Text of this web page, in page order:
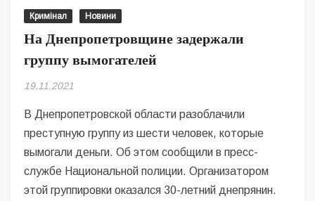
в
Кримінал Новини
На Днепропетровщине задержали
группу вымогателей
19.11.2021
В Днепропетровской области разоблачили
преступную группу из шести человек, которые
вымогали деньги. Об этом сообщили в пресс-
службе Национальной полиции. Организатором
этой группировки оказался 30-летний днепрянин.